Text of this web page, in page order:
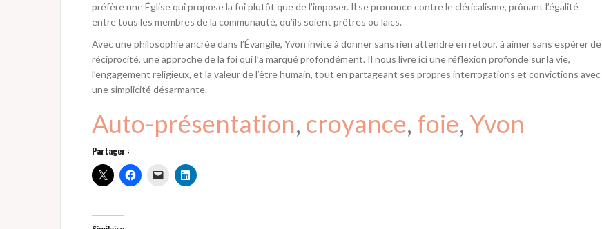
préfère une Église qui propose la foi plutôt que de l’imposer. Il se prononce contre le cléricalisme, prônant l’égalité
entre tous les membres de la communauté, qu’ils soient prêtres ou laïcs.
Avec une philosophie ancrée dans l’Évangile, Yvon invite à donner sans rien attendre en retour, à aimer sans espérer de
réciprocité, une approche de la foi qui l’a marqué profondément. Il nous livre ici une réflexion profonde sur la vie,
l’engagement religieux, et la valeur de l’être humain, tout en partageant ses propres interrogations et convictions avec
une simplicité désarmante.
Auto-présentation, croyance, foie, Yvon
Partager :